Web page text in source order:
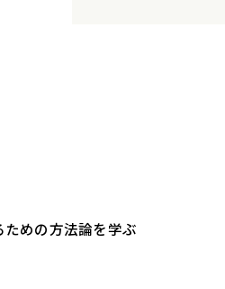
めの方法論を学ぶ